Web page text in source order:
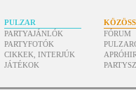
PULZAR
PARTYAJÁNLÓK
PARTYFOTÓK
CIKKEK, INTERJÚK
JÁTÉKOK
FÓRUM